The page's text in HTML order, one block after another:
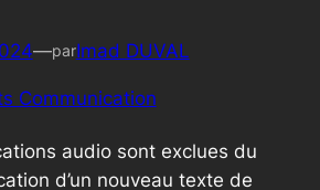
—parImad DUVAL
Communication
audio sont exclues du
d’un nouveau texte de